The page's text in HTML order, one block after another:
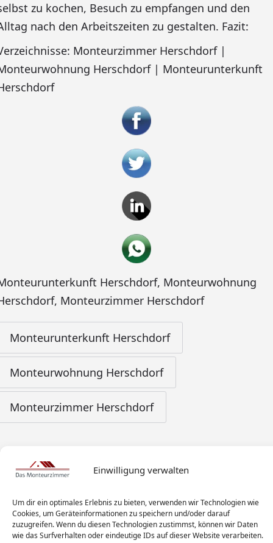
Einwilligung verwalten
Um dir ein optimales Erlebnis zu bieten, verwenden wir Technologien wie
Cookies, um Geräteinformationen zu speichern und/oder darauf
zuzugreifen. Wenn du diesen Technologien zustimmst, können wir Daten
wie das Surfverhalten oder eindeutige IDs auf dieser Website verarbeiten.
zu kochen, Besuch zu empfangen und den
nach den Arbeitszeiten zu gestalten. Fazit:
Monteurzimmer Herschdorf |
Herschdorf | Monteurunterkunft
Herschdorf, Monteurwohnung
, Monteurzimmer Herschdorf
Monteurunterkunft Herschdorf
Monteurwohnung Herschdorf
Monteurzimmer Herschdorf